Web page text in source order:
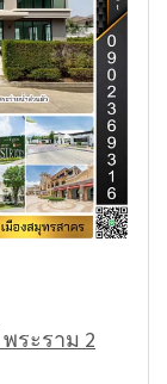
ระราม 2